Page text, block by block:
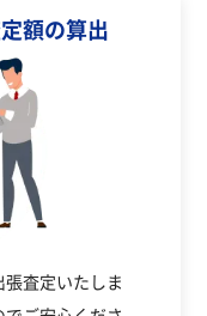
額の算出
査定いたしま